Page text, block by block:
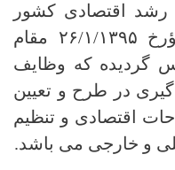
رشد اقتصادی کشور
ذریعۀ فرمان شماره ۲۰ مؤرخ ۲۶/۱/۱۳۹۵ مقام
گردیده که وظایف
در طرح و تعیین
اقتصادی و تنظیم
و خارجی می باشد.